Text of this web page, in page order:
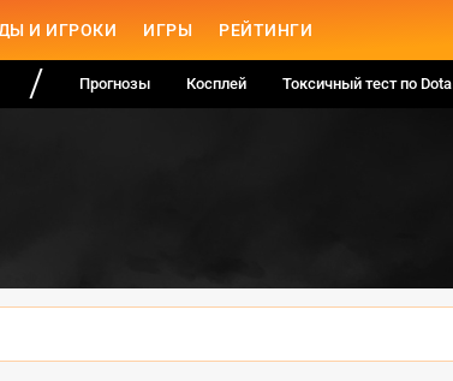
И ИГРОКИ ИГРЫ РЕЙТИНГИ
Прогнозы Косплей Токсичный тест по